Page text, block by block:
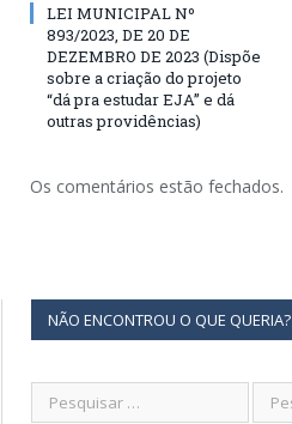
LEI MUNICIPAL Nº
893/2023, DE 20 DE
DEZEMBRO DE 2023 (Dispõe
sobre a criação do projeto
“dá pra estudar EJA” e dá
outras providências)
Os comentários estão fechados.
NÃO ENCONTROU O QUE QUERIA?